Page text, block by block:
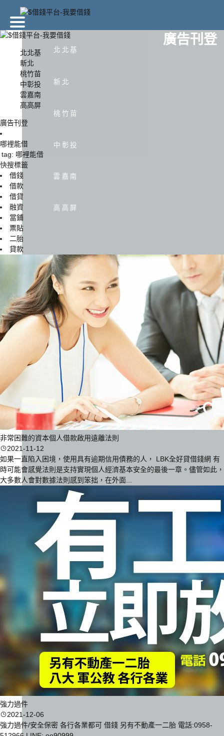
廣告刊登
北北基
新北
桃竹苗
中彰投
雲嘉南
高高屏
北北基
新北
桃竹苗
中彰投
雲嘉南
高高屏
廣告刊登
哪裡能借
tag: 哪裡能借
快搜標籤
借錢
借款
借貸
融資
當鋪
票貼
二胎
貸款
非常困難的資本個人借款啟用遠離法則
2021-11-12
如果一直陷入困境，使用具有逾期信用債務的人， LBK全好貸借錢網 有
時可能會感覺法則是支持實現個人經濟基本安全的最後一章。儘管如此，
大多數人會對數據法則感到笨拙，在外面...
強力過件
2021-12-06
強力過件/安全保密 各行各業都可 借錢 另有不動產一二胎 電話:0958-